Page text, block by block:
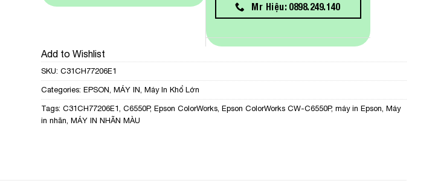
Mr Hiệu: 0898.249.140
Add to Wishlist
SKU: C31CH77206E1
Categories: EPSON MÁY IN Máy In Khổ Lớn
Tags: C31CH77206E1 C6550P, Epson ColorWorks Epson ColorWorks CW-C6550P, máy in Epson Máy
in nhãn MÁY IN NHÃN MÀU